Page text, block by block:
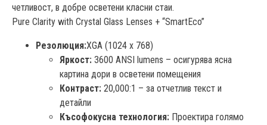
четливост, в добре осветени класни стаи.
Pure Clarity with Crystal Glass Lenses + “SmartEco”
Резолюция:XGA (1024 x 768)
Яркост: 3600 ANSI lumens – осигурява ясна
картина дори в осветени помещения
Контраст: 20,000:1 – за отчетлив текст и
детайли
Късофокусна технология: Проектира голямо